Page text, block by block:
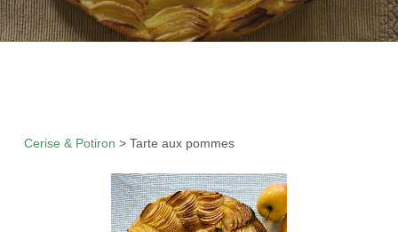
Cerise & Potiron > Tarte aux pommes